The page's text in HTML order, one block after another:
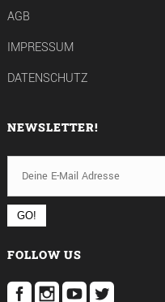
AGB
IMPRESSUM
DATENSCHUTZ
NEWSLETTER!
FOLLOW US